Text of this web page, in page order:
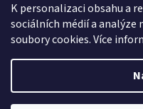
K personalizaci obsahu a
sociálních médií a analýze
soubory cookies. Více
Nastavil